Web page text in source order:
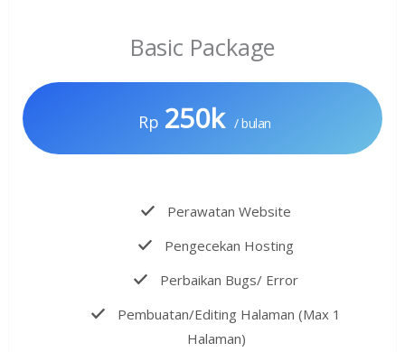
Basic Package
Rp 250k / bulan
Perawatan Website
Pengecekan Hosting
Perbaikan Bugs/ Error
Pembuatan/Editing Halaman (Max 1
Halaman)